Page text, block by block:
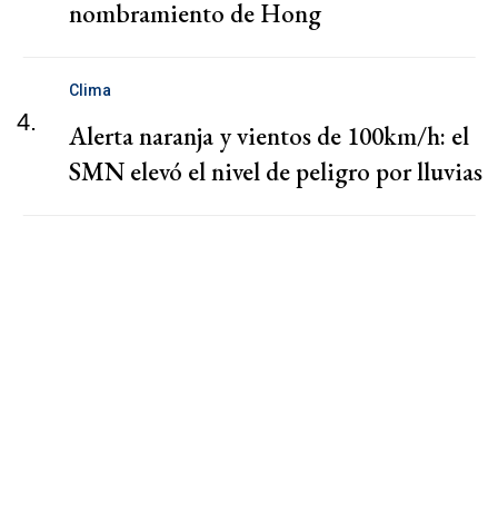
nombramiento de Hong
4.
Clima
Alerta naranja y vientos de 100km/h: el
SMN elevó el nivel de peligro por lluvias